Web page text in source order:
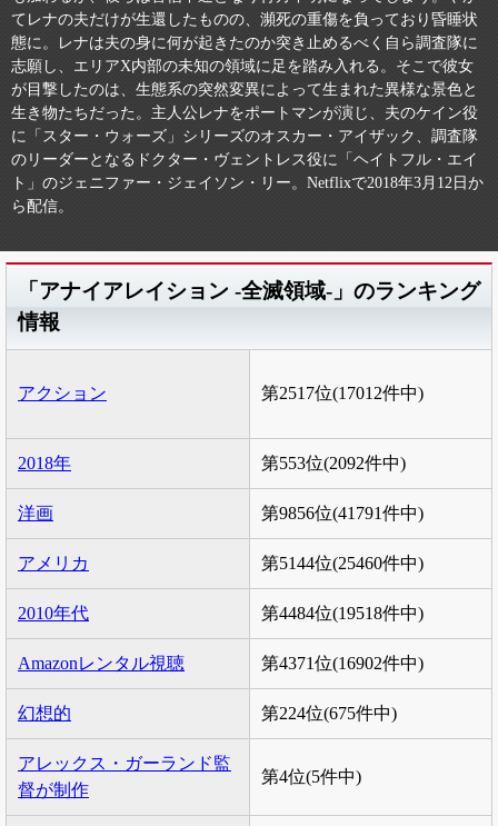
てレナの夫だけが生還したものの、瀕死の重傷を負っており昏睡状
態に。レナは夫の身に何が起きたのか突き止めるべく自ら調査隊に
志願し、エリアX内部の未知の領域に足を踏み入れる。そこで彼女
が目撃したのは、生態系の突然変異によって生まれた異様な景色と
生き物たちだった。主人公レナをポートマンが演じ、夫のケイン役
に「スター・ウォーズ」シリーズのオスカー・アイザック、調査隊
のリーダーとなるドクター・ヴェントレス役に「ヘイトフル・エイ
ト」のジェニファー・ジェイソン・リー。Netflixで2018年3月12日か
ら配信。
「アナイアレイション -全滅領域-」のランキング
情報
アクション 第2517位(17012件中)
2018年 第553位(2092件中)
洋画 第9856位(41791件中)
アメリカ 第5144位(25460件中)
2010年代 第4484位(19518件中)
Amazonレンタル視聴 第4371位(16902件中)
幻想的 第224位(675件中)
アレックス・ガーランド監
督が制作
第4位(5件中)